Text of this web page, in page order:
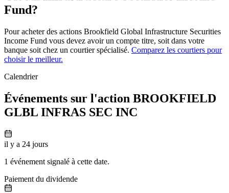
Fund?
Pour acheter des actions Brookfield Global Infrastructure Securities
Income Fund vous devez avoir un compte titre, soit dans votre
banque soit chez un courtier spécialisé. Comparez les courtiers pour
choisir le meilleur.
Calendrier
Événements sur l'action BROOKFIELD
GLBL INFRAS SEC INC
il y a 24 jours
1 événement signalé à cette date.
Paiement du dividende